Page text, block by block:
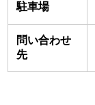
駐車場
問い合わせ
先